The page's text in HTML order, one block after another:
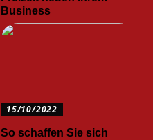
Business
15/10/2022
So schaffen Sie sich